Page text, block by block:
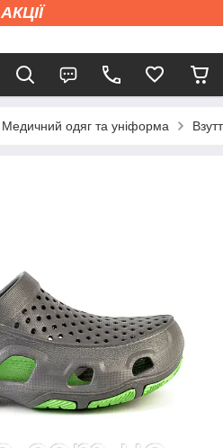
АКЦІЇ
Медичний одяг та уніформа